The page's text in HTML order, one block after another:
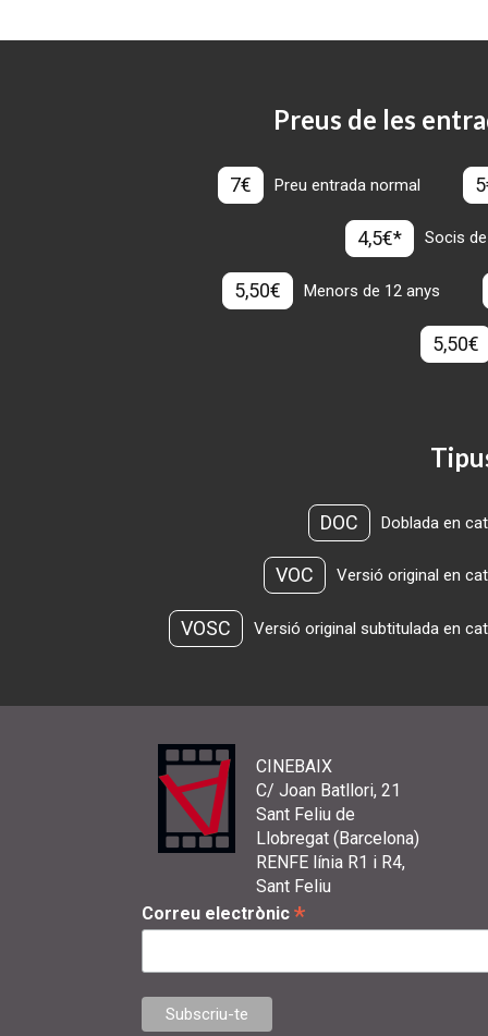
Preus de les
7€ Preu entrada normal
4,5€* Socis
5,50€ Menors de 12 anys
5,50€
DOC Doblada en
VOC Versió original en
VOSC Versió original subtitulada en
CINEBAIX
C/ Joan Batllori, 21
Sant Feliu de
Llobregat (Barcelona)
RENFE línia R1 i R4,
Sant Feliu
Correu electrònic *